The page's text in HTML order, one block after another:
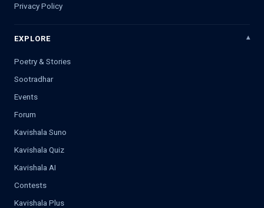
Privacy Policy
EXPLORE
Poetry & Stories
Sootradhar
Events
Forum
Kavishala Suno
Kavishala Quiz
Kavishala AI
Contests
Kavishala Plus